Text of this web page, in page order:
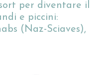
per diventare il
e piccini:
(Naz-Sciaves),